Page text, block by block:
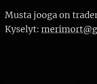
Musta jooga on
Kyselyt: